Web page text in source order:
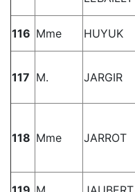
116 Mme HUYUK
117 M. JARGIR
118 Mme JARROT